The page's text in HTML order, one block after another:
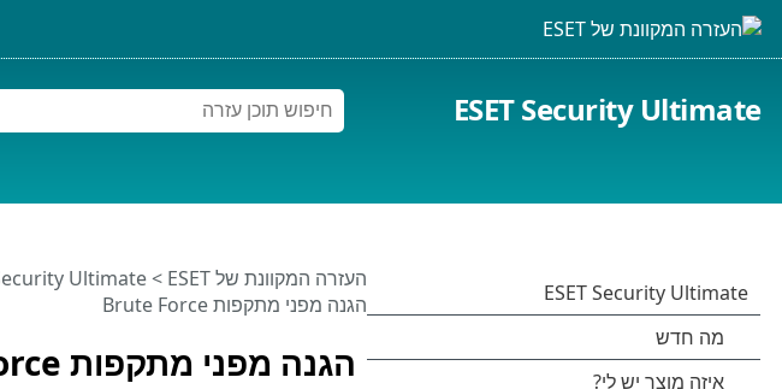
ESET Security Ultimate
הגנה מפני מתקפות Brute Force
העזרה המקוונת של ESET >
Ultimate
הגנה מפני מתקפות Brute Force